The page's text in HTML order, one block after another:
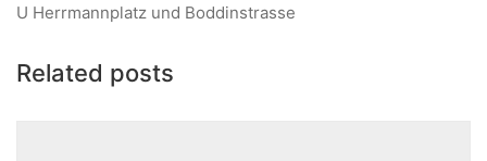
U Herrmannplatz und Boddinstrasse
Related posts